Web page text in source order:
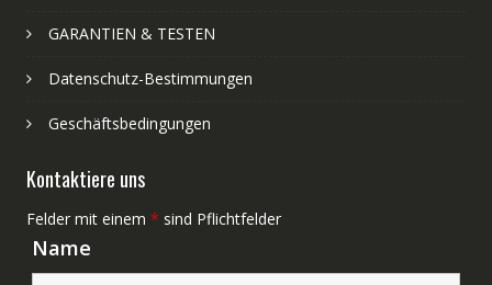
GARANTIEN & TESTEN
Datenschutz-Bestimmungen
Geschäftsbedingungen
Kontaktiere uns
Felder mit einem * sind Pflichtfelder
Name